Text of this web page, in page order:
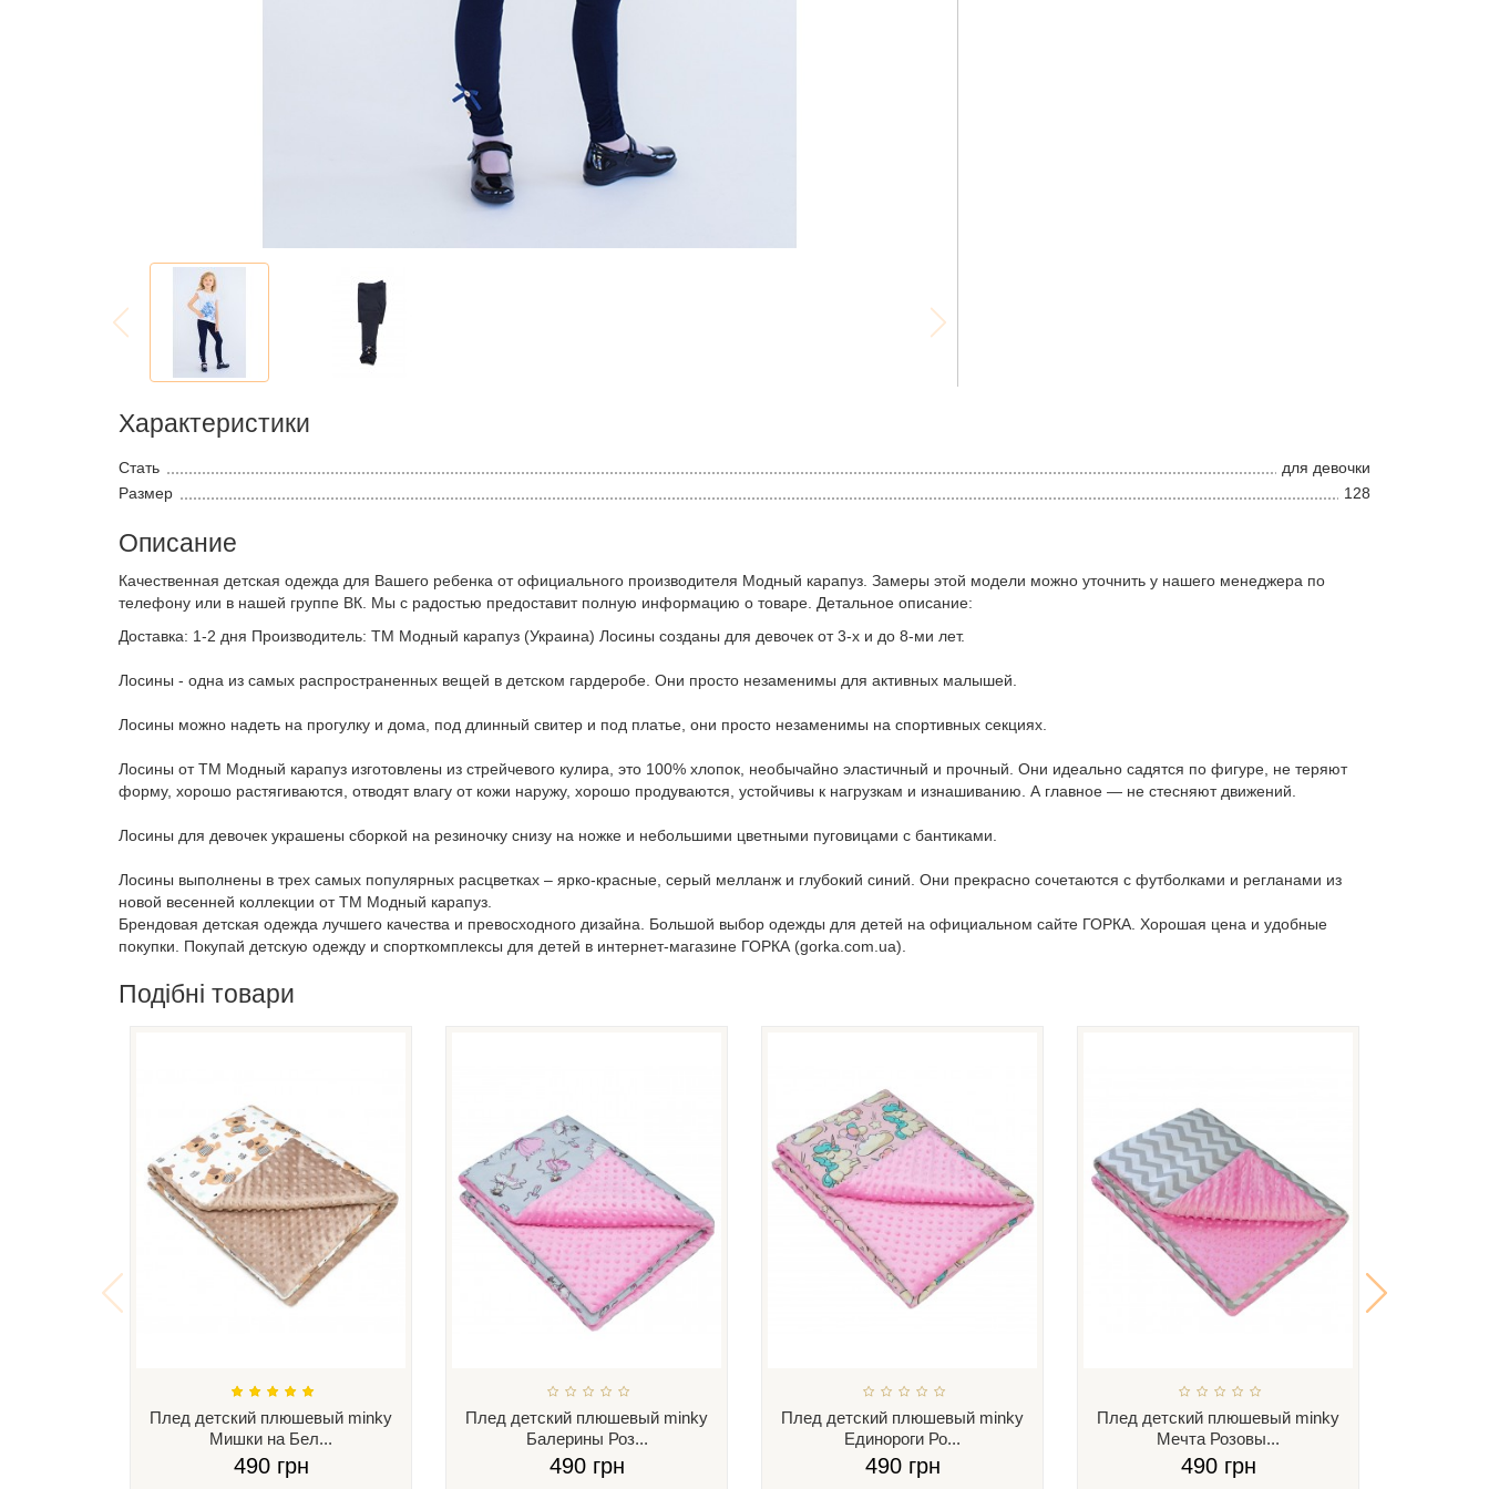
Характеристики
Стать
для девочки
Размер
128
Описание
Качественная детская одежда для Вашего ребенка от официального производителя Модный карапуз. Замеры этой модели можно уточнить у нашего менеджера по
телефону или в нашей группе ВК. Мы с радостью предоставит полную информацию о товаре. Детальное описание:
Доставка: 1-2 дня Производитель: ТМ Модный карапуз (Украина) Лосины созданы для девочек от 3-х и до 8-ми лет.
Лосины - одна из самых распространенных вещей в детском гардеробе. Они просто незаменимы для активных малышей.
Лосины можно надеть на прогулку и дома, под длинный свитер и под платье, они просто незаменимы на спортивных секциях.
Лосины от ТМ Модный карапуз изготовлены из стрейчевого кулира, это 100% хлопок, необычайно эластичный и прочный. Они идеально садятся по фигуре, не теряют
форму, хорошо растягиваются, отводят влагу от кожи наружу, хорошо продуваются, устойчивы к нагрузкам и изнашиванию. А главное — не стесняют движений.
Лосины для девочек украшены сборкой на резиночку снизу на ножке и небольшими цветными пуговицами с бантиками.
Лосины выполнены в трех самых популярных расцветках – ярко-красные, серый мелланж и глубокий синий. Они прекрасно сочетаются с футболками и регланами из
новой весенней коллекции от ТМ Модный карапуз.
Брендовая детская одежда лучшего качества и превосходного дизайна. Большой выбор одежды для детей на официальном сайте ГОРКА. Хорошая цена и удобные
покупки. Покупай детскую одежду и спорткомплексы для детей в интернет-магазине ГОРКА (gorka.com.ua).
Подібні товари
Плед детский плюшевый minky
Мишки на Бел...
490 грн
Плед детский плюшевый minky
Балерины Роз...
490 грн
Плед детский плюшевый minky
Единороги Ро...
490 грн
Плед детский плюшевый minky
Мечта Розовы...
490 грн